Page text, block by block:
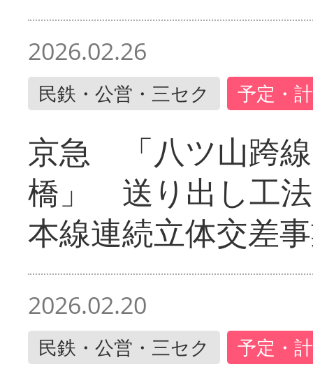
2026.02.26
民鉄・公営・三セク 予定・
京急 「八ツ山跨
橋」 送り出し工
本線連続立体交差
2026.02.20
民鉄・公営・三セク 予定・